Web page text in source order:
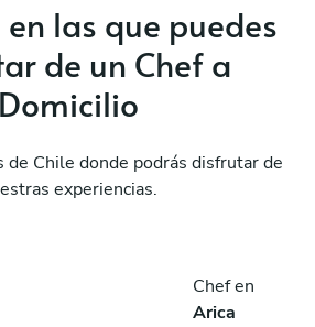
las que puedes
de un Chef a
Domicilio
de Chile donde podrás disfrutar de
experiencias.
Chef en
Arica